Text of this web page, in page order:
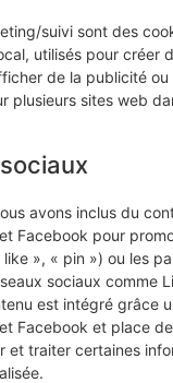
suivi sont des
utilisés pour créer
de la publicité
plusieurs sites web
avons inclus du
Facebook pour
», « pin ») ou les
sociaux comme
est intégré grâce
Facebook et place
et traiter certaines